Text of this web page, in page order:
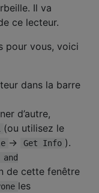
Il va
ce lecteur.
pour vous, voici
dans la barre
d’autre,
(ou utilisez le
→ Get Info ).
de cette fenêtre
les